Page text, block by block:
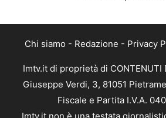
Chi siamo - Redazione - Privacy
Imtv.it di proprietà di CONTENUTI
Giuseppe Verdi, 3, 81051
Fiscale e Partita I.V.A.
Imtv.it non è una testata